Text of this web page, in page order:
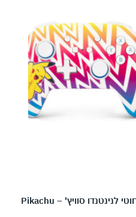
שלט אלחוטי לנינטנדו סוויץ' – Pikachu